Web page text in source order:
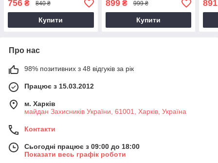
756 ₴ 840 ₴
Купити
899₴ 999 ₴
Купити
891
Про нас
98% позитивних з 48 відгуків за рік
Працює з 15.03.2012
м. Харків
майдан Захисників України, 61001, Харків, Україна
Контакти
Сьогодні працює з 09:00 до 18:00
Показати весь графік роботи